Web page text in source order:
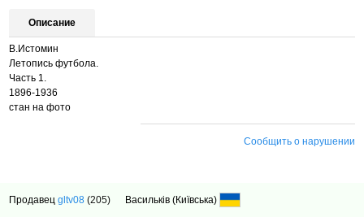
Описание
В.Истомин
Летопись футбола.
Часть 1.
1896-1936
стан на фото
Сообщить о нарушении
Продавецgltv08 (205) Васильків (Київська)